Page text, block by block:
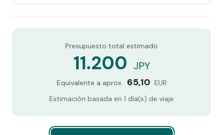
Presupuesto total estimado
11.200 JPY
Equivalente a aprox. 65,10 EUR
Estimación basada en 1 día(s) de viaje